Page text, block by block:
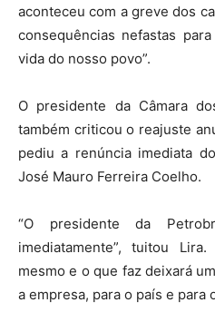
aconteceu com a greve dos
consequências nefastas
vida do nosso povo”.
O presidente da Câmara
também criticou o reajuste
pediu a renúncia imediata
José Mauro Ferreira Coelho.
“O presidente da
imediatamente”, tuitou
mesmo e o que faz deixará
a empresa, para o país e para